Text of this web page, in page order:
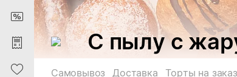
DiscountCard
Purchases
Heart
С пылу с
Самовывоз Доставка Торты на заказ